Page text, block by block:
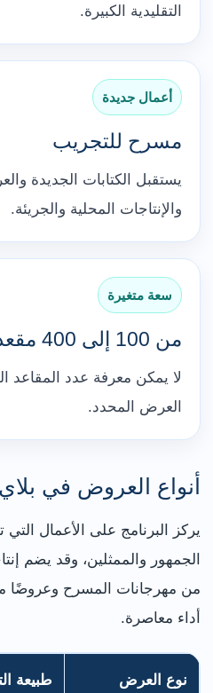
التقليدية الكبيرة.
أعمال جديدة
مسرح للتجريب
يستقبل الكتابات الجديدة
والإنتاجات المحلية والجريئة.
سعة متغيرة
من 100 إلى 400 مقعد
لا يمكن معرفة عدد المقاعد
العرض المحدد.
أنواع العروض في
يركز البرنامج على الأعمال
الجمهور والممثلين، وقد يضم
من مهرجانات المسرح وعروضًا
أداء معاصرة.
نوع العرض طبيعة